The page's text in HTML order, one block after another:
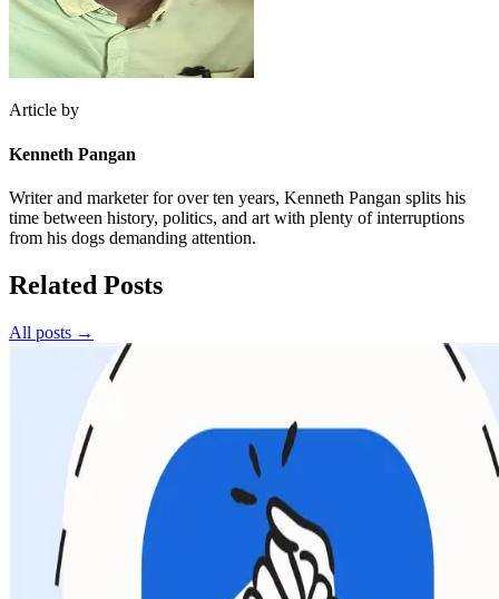
Article by
Kenneth Pangan
Writer and marketer for over ten years, Kenneth Pangan splits his
time between history, politics, and art with plenty of interruptions
from his dogs demanding attention.
Related Posts
All posts →